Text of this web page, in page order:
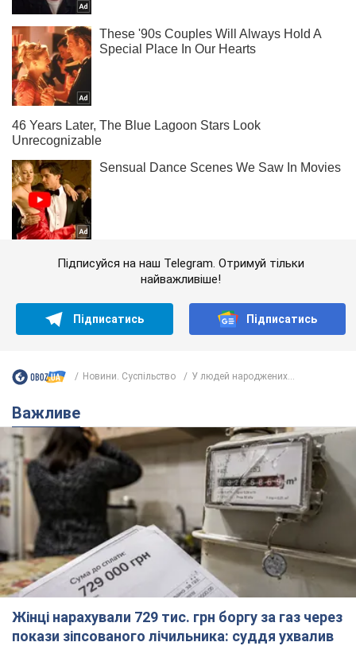
Підписуйся на наш Telegram. Отримуй тільки
найважливіше!
Підписатись Підписатись
Новини. Суспільство У людей народжених...
Важливе
Жінці нарахували 729 тис. грн боргу за газ через
покази зіпсованого лічильника: суддя ухвалив